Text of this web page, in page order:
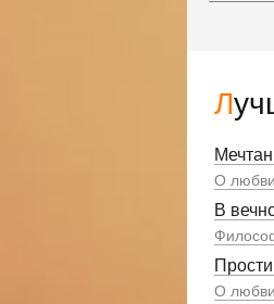
О любви
В
О любви